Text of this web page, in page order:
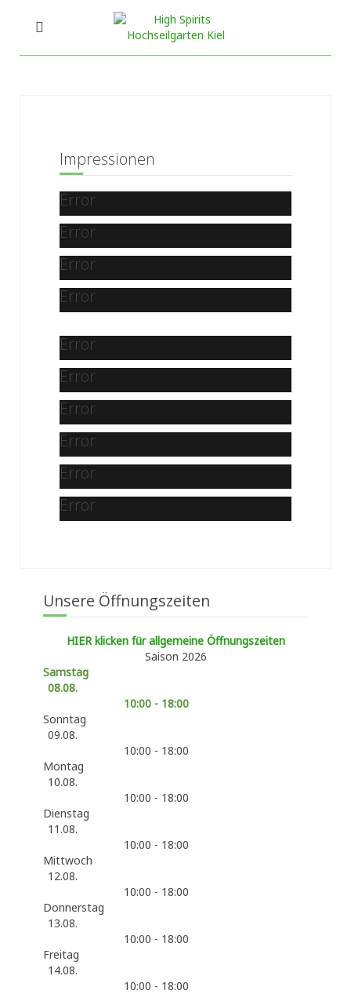
Impressionen
Error
Error
Error
Error
Error
Error
Error
Error
Error
Error
Unsere Öffnungszeiten
HIER klicken für allgemeine Öffnungszeiten
Saison 2026
Samstag
08.08.
10:00 - 18:00
Sonntag
09.08.
10:00 - 18:00
Montag
10.08.
10:00 - 18:00
Dienstag
11.08.
10:00 - 18:00
Mittwoch
12.08.
10:00 - 18:00
Donnerstag
13.08.
10:00 - 18:00
Freitag
14.08.
10:00 - 18:00